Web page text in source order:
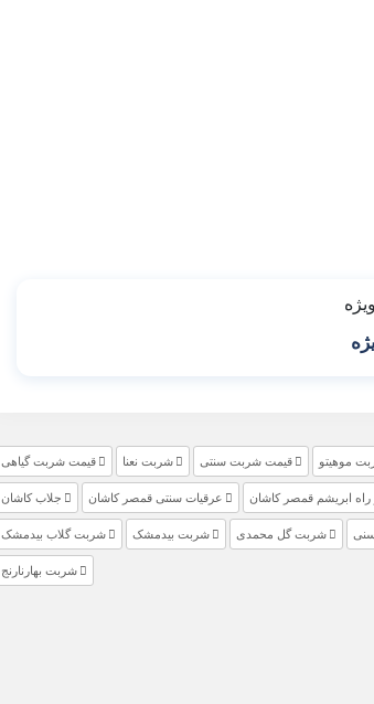
موهیتو قیمت شربت سنتی شربت نعنا قیمت شربت گیاهی
راه ابریشم قمصر کاشان عرقیات سنتی قمصر کاشان جلاب کاشان
شربت گل محمدی شربت بیدمشک شربت گلاب بیدمشک
شربت بهارنارنج